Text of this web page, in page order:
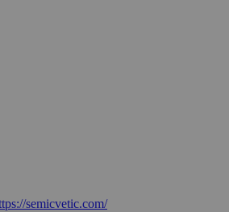
semicvetic.com/